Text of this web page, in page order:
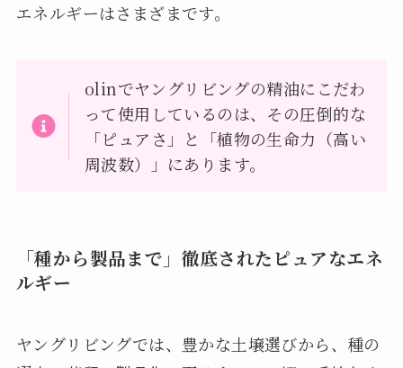
エネルギーはさまざまです。
olinでヤングリビングの精油にこだわ
って使用しているのは、その圧倒的な
「ピュアさ」と「植物の生命力（高い
周波数）」にあります。
「種から製品まで」徹底されたピュアなエネ
ルギー
ヤングリビングでは、豊かな土壌選びから、種の